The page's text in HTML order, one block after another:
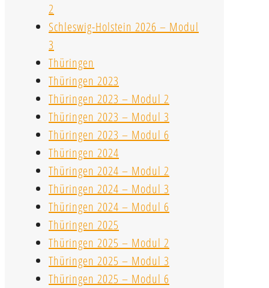
2
Schleswig-Holstein 2026 – Modul
3
Thüringen
Thüringen 2023
Thüringen 2023 – Modul 2
Thüringen 2023 – Modul 3
Thüringen 2023 – Modul 6
Thüringen 2024
Thüringen 2024 – Modul 2
Thüringen 2024 – Modul 3
Thüringen 2024 – Modul 6
Thüringen 2025
Thüringen 2025 – Modul 2
Thüringen 2025 – Modul 3
Thüringen 2025 – Modul 6